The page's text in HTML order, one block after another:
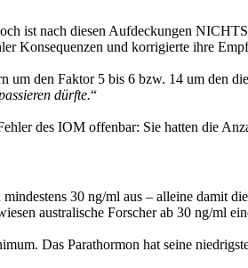
ist nach diesen Aufdeckungen
Konsequenzen und korrigierte ihre
um den Faktor 5 bis 6 bzw. 14 um den
dürfte.“
des IOM offenbar: Sie hatten die
30 ng/ml aus – alleine damit
australische Forscher ab 30 ng/ml
Das Parathormon hat seine